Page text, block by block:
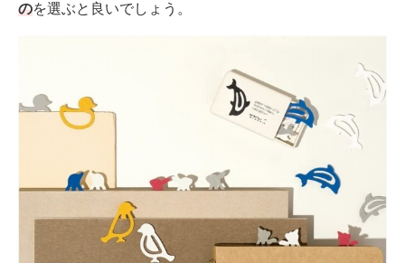
のを選ぶと良いでしょう。